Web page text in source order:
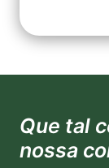
Que tal
nossa